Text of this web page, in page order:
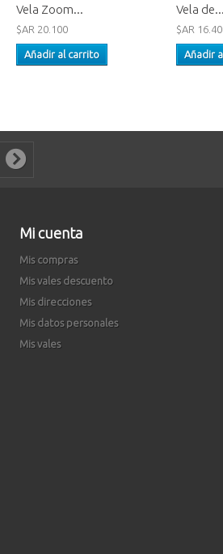
Vela Zoom...
$AR 20.100
Añadir al carrito
Vela de...
$AR
Añadir
Mi cuenta
Mis compras
Mis vales descuento
Mis direcciones
Mis datos personales
Mis vales